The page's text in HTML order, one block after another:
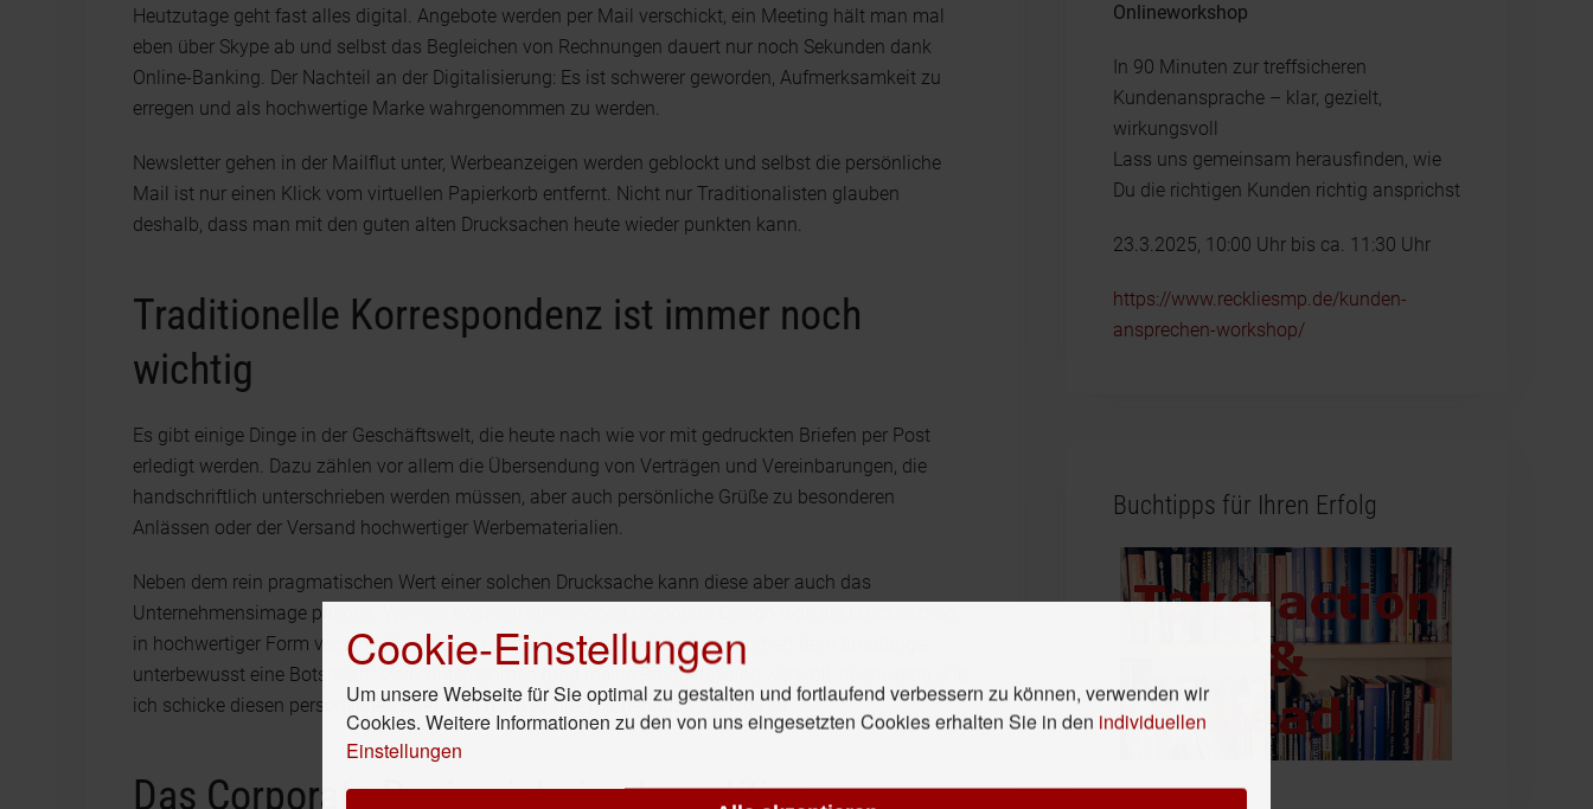
Heutzutage geht fast alles digital. Angebote werden per Mail verschickt, ein Meeting hält man mal
eben über Skype ab und selbst das Begleichen von Rechnungen dauert nur noch Sekunden dank
Online-Banking. Der Nachteil an der Digitalisierung: Es ist schwerer geworden, Aufmerksamkeit zu
erregen und als hochwertige Marke wahrgenommen zu werden.
Newsletter gehen in der Mailflut unter, Werbeanzeigen werden geblockt und selbst die persönliche
Mail ist nur einen Klick vom virtuellen Papierkorb entfernt. Nicht nur Traditionalisten glauben
deshalb, dass man mit den guten alten Drucksachen heute wieder punkten kann.
Traditionelle Korrespondenz ist immer noch
wichtig
Es gibt einige Dinge in der Geschäftswelt, die heute nach wie vor mit gedruckten Briefen per Post
erledigt werden. Dazu zählen vor allem die Übersendung von Verträgen und Vereinbarungen, die
handschriftlich unterschrieben werden müssen, aber auch persönliche Grüße zu besonderen
Anlässen oder der Versand hochwertiger Werbematerialien.
Neben dem rein pragmatischen Wert einer solchen Drucksache kann diese aber auch das
Unternehmensimage pflegen. Wer viel Wert auf ein schönes Corporate Design legt, die Drucksachen
in hochwertiger Form verschickt und dabei perfektionistisch ist, der transportiert dem Empfänger
unterbewusst eine Botschaft: Mein Unternehmen (und meine Produkte) sind wertvoll, hochwertig und
ich schicke diesen persönlichen Brief, weilmein Kunde mir genauso wertvollist.
Das Corporate Design ist eine Investition
Onlineworkshop
In 90 Minuten zur treffsicheren
Kundenansprache – klar, gezielt,
wirkungsvoll
Lass uns gemeinsam herausfinden, wie
Du die richtigen Kunden richtig ansprichst
23.3.2025, 10:00 Uhr bis ca. 11:30 Uhr
https://www.reckliesmp.de/kunden-
ansprechen-workshop/
Buchtipps für Ihren Erfolg
Cookie-Einstellungen
Um unsere Webseite für Sie optimal zu gestalten und fortlaufend verbessern zu können, verwenden wir
Cookies. Weitere Informationen zu den von uns eingesetzten Cookies erhalten Sie in den individuellen
Einstellungen